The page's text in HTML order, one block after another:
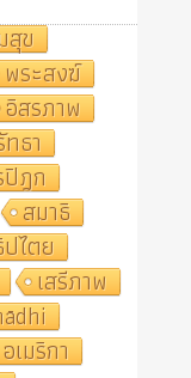
สุข
พระสงฆ์
อิสรภาพ
ธา
ปิฎก
สมาธิ
ไตย
เสรีภาพ
อเมริกา